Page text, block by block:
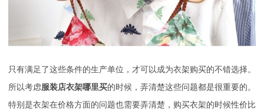
只有满足了这些条件的生产单位，才可以成为衣架购买的不错选择。
所以考虑服装店衣架哪里买的时候，弄清楚这些问题都是很重要的。
特别是衣架在价格方面的问题也需要弄清楚，购买衣架的时候性价比